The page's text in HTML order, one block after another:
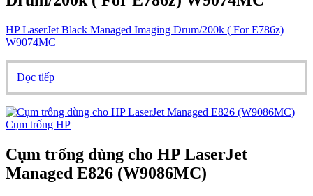
HP LaserJet Black Managed Imaging Drum/200k ( For E786z)
W9074MC
Đọc tiếp
Cụm trống HP
Cụm trống dùng cho HP LaserJet
Managed E826 (W9086MC)